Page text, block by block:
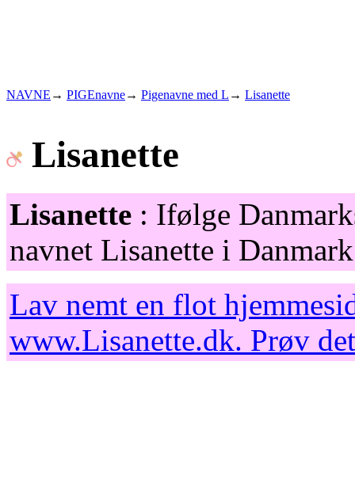
NAVNE → PIGEnavne→ Pigenavne med L → Lisanette
Lisanette
Lisanette : Ifølge
navnet Lisanette i
Lav nemt en flot
www.Lisanette.dk. Prøv